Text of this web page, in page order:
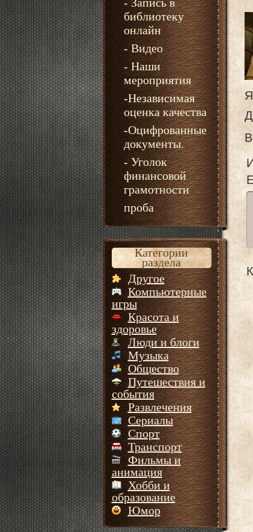
библиотеку
онлайн
- Видео
- Наши
мероприятия
-Независимая
оценка качества
-Оцифрованные
документы.
- Уголок
финансовой
грамотности
проба
Категории
раздела
Другое
Компьютерные
игры
Красота и
здоровье
Люди и блоги
Музыка
Общество
Путешествия и
события
Развлечения
Сериалы
Спорт
Транспорт
Фильмы и
анимация
Хобби и
образование
Юмор